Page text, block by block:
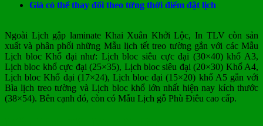
Giá có thể thay đổi theo từng thời điểm đặt lịch
Ngoài Lịch gập laminate Khai Xuân Khởi Lộc, In TLV còn sản
xuất và phân phối những Mẫu lịch tết treo tường gắn với các Mẫu
Lịch bloc Khổ đại như: Lịch bloc siêu cực đại (30×40) khổ A3,
Lịch bloc khổ cực đại (25×35), Lịch bloc siêu đại (20×30) Khổ A4,
Lịch bloc Khổ đại (17×24), Lịch bloc đại (15×20) khổ A5 gắn với
Bìa lịch treo tường và Lịch bloc khổ lớn nhất hiện nay kích thước
(38×54). Bên cạnh đó, còn có Mẫu Lịch gỗ Phù Điêu cao cấp.